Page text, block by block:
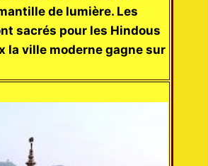
de lumière. Les
sacrés pour les Hindous
la ville moderne gagne sur